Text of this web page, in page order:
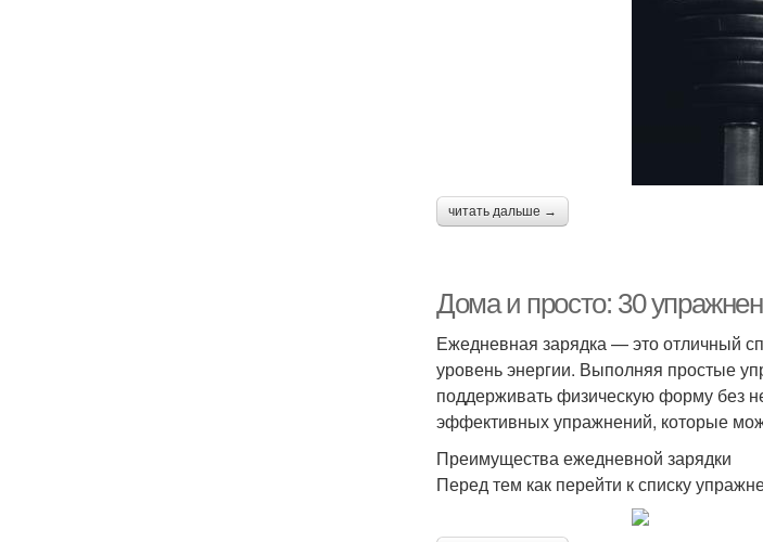
читать дальше →
Дома и просто: 30
Ежедневная зарядка — это отличный
уровень энергии. Выполняя простые
поддерживать физическую форму без
эффективных упражнений, которые
Преимущества ежедневной зарядки
Перед тем как перейти к списку